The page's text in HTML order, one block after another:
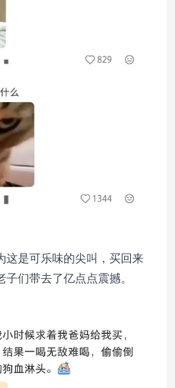
这是可乐味的尖叫，买回来
们带去了亿点点震撼。